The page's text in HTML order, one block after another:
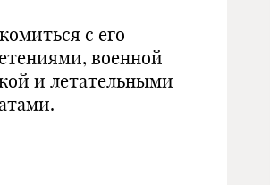
с его
военной
и летательными